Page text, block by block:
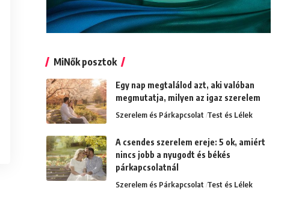
MiNők posztok
Egy nap megtalálod azt, aki valóban
megmutatja, milyen az igaz szerelem
Szerelem és Párkapcsolat Test és Lélek
A csendes szerelem ereje: 5 ok, amiért
nincs jobb a nyugodt és békés
párkapcsolatnál
Szerelem és Párkapcsolat Test és Lélek